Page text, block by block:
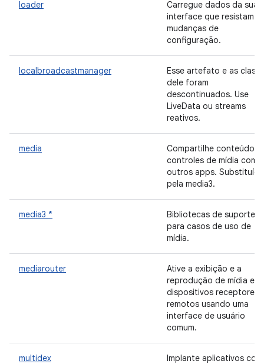
loader
Carregue dados da sua
interface que resistam a
mudanças de
configuração.
localbroadcastmanager
Esse artefato e as
dele foram
descontinuados. Use
LiveData ou streams
reativos.
media
Compartilhe conteúdo e
controles de mídia com
outros apps. Substituída
pela media3.
media3 *
Bibliotecas de suporte
para casos de uso de
mídia.
mediarouter
Ative a exibição e a
reprodução de mídia em
dispositivos receptores
remotos usando uma
interface de usuário
comum.
multidex
Implante aplicativos com